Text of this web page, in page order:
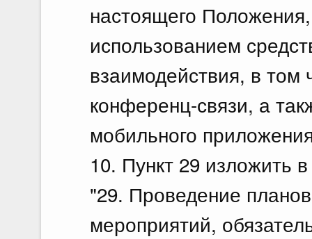
настоящего
использованием
взаимодействия, в том
конференц-связи, а
мобильного
10. Пункт 29 изложить
"29. Проведение
мероприятий,